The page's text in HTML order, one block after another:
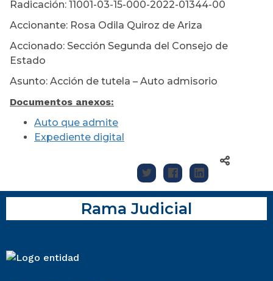
Radicación: 11001-03-15-000-2022-01344-00
Accionante: Rosa Odila Quiroz de Ariza
Accionado: Sección Segunda del Consejo de
Estado
Asunto: Acción de tutela – Auto admisorio
Documentos anexos:
Auto que admite
Expediente digital
Rama Judicial